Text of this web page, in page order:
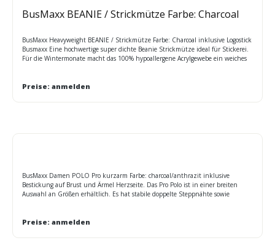
BusMaxx BEANIE / Strickmütze Farbe: Charcoal
BusMaxx Heavyweight BEANIE / Strickmütze Farbe: Charcoal inklusive Logostick
Busmaxx Eine hochwertige super dichte Beanie Strickmütze ideal für Stickerei.
Für die Wintermonate macht das 100% hypoallergene Acrylgewebe ein weiches
Preise: anmelden
BusMaxx Damen POLO Pro kurzarm Farbe: charcoal/anthrazit inklusive
Bestickung auf Brust und Ärmel Herzseite. Das Pro Polo ist in einer breiten
Auswahl an Größen erhältlich. Es hat stabile doppelte Steppnähte sowie
92cm M 100cm L 108cm XL 116cm 2XL 124cm 3XL 132cm 4XL 138cm
Preise: anmelden